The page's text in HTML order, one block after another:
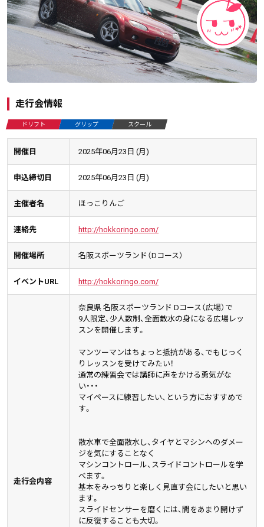
走行会情報
ドリフト グリップ スクール
開催日 2025年06月23日 (月)
申込締切日 2025年06月23日 (月)
主催者名 ほっこりんご
連絡先 http://hokkoringo.com/
開催場所 名阪スポーツランド（Dコース）
イベントURL http://hokkoringo.com/
走行会内容
奈良県 名阪スポーツランド Dコース（広場）で
9人限定、少人数制、全面散水の身になる広場レッ
スンを開催します。
マンツーマンはちょっと抵抗がある、でもじっく
りレッスンを受けてみたい！
通常の練習会では講師に声をかける勇気がな
い・・・
マイペースに練習したい、という方におすすめで
す。
散水車で全面散水し、タイヤとマシンへのダメー
ジを気にすることなく
マシンコントロール、スライドコントロールを学
べます。
基本をみっちりと楽しく見直す会にしたいと思い
ます。
スライドセンサーを磨くには、間をあまり開けず
に反復することも大切。